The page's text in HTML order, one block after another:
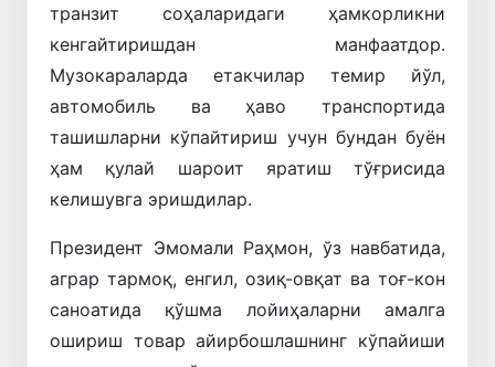
транзит соҳаларидаги ҳамкорликни
кенгайтиришдан манфаатдор.
Музокараларда етакчилар темир йўл,
автомобиль ва ҳаво транспортида
ташишларни кўпайтириш учун бундан буён
ҳам қулай шароит яратиш тўғрисида
келишувга эришдилар.
Президент Эмомали Раҳмон, ўз навбатида,
аграр тармоқ, енгил, озиқ-овқат ва тоғ-кон
саноатида қўшма лойиҳаларни амалга
ошириш товар айирбошлашнинг кўпайиши